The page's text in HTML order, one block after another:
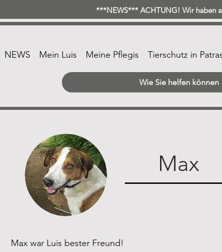
***NEWS*** ACHTUNG! Wir haben
NEWS Mein Luis Meine Pflegis Tierschutz in
Wie Sie helfen können
Max
Max war Luis bester Freund!